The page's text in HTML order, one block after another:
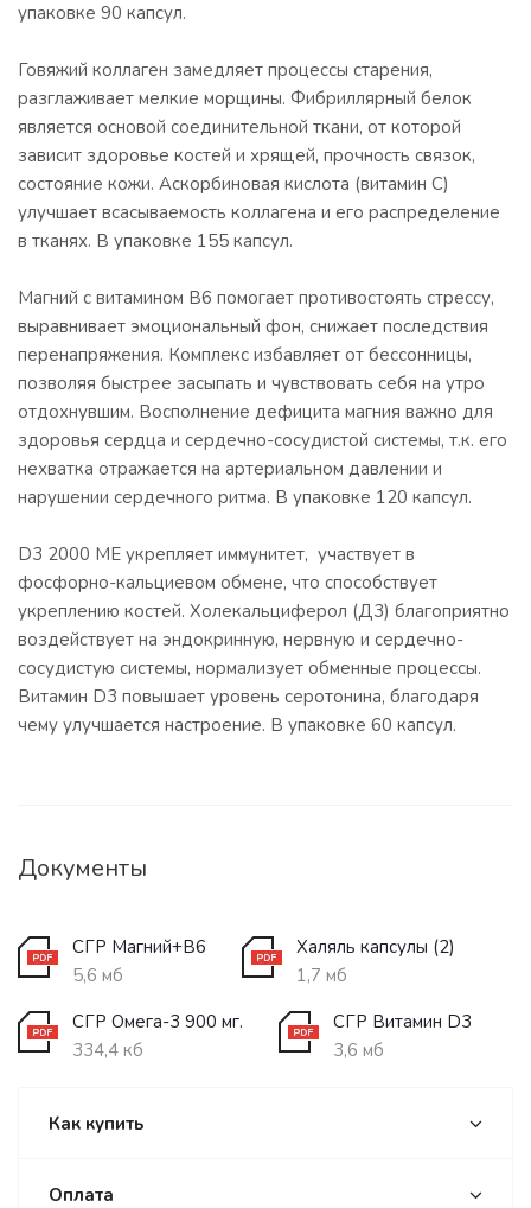
упаковке 90 капсул.
Говяжий коллаген замедляет процессы старения,
разглаживает мелкие морщины. Фибриллярный белок
является основой соединительной ткани, от которой
зависит здоровье костей и хрящей, прочность связок,
состояние кожи. Аскорбиновая кислота (витамин С)
улучшает всасываемость коллагена и его распределение
в тканях. В упаковке 155 капсул.
Магний с витамином B6 помогает противостоять стрессу,
выравнивает эмоциональный фон, снижает последствия
перенапряжения. Комплекс избавляет от бессонницы,
позволяя быстрее засыпать и чувствовать себя на утро
отдохнувшим. Восполнение дефицита магния важно для
здоровья сердца и сердечно-сосудистой системы, т.к. его
нехватка отражается на артериальном давлении и
нарушении сердечного ритма. В упаковке 120 капсул.
D3 2000 ME укрепляет иммунитет, участвует в
фосфорно-кальциевом обмене, что способствует
укреплению костей. Холекальциферол (Д3) благоприятно
воздействует на эндокринную, нервную и сердечно-
сосудистую системы, нормализует обменные процессы.
Витамин D3 повышает уровень серотонина, благодаря
чему улучшается настроение. В упаковке 60 капсул.
Документы
СГР Магний+В6
5,6 мб
Халяль капсулы (2)
1,7 мб
СГР Омега-3 900 мг.
334,4 кб
СГР Витамин D3
3,6 мб
Как купить
Оплата